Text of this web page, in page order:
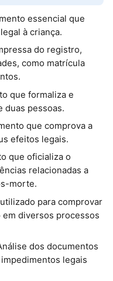
essencial que
à criança.
do registro,
como matrícula
que formaliza e
duas pessoas.
que comprova a
efeitos legais.
que oficializa o
relacionadas a
morte.
para comprovar
diversos processos
dos documentos
legais